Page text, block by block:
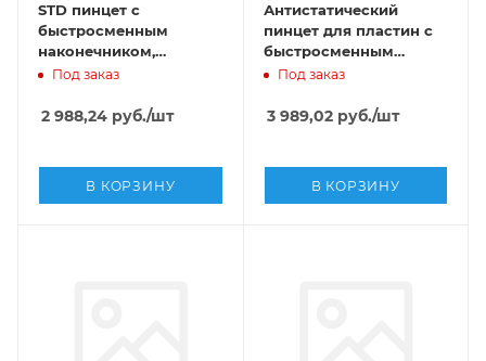
STD пинцет с
быстросменным
наконечником,
Sipel,1357-SA-STD
Под заказ
2 988,24 руб./шт
В КОРЗИНУ
Антистатический
пинцет для пластин с
быстросменным
наконечником, Sipel,
Под заказ
3 989,02руб./шт
В КОРЗИНУ